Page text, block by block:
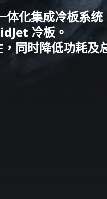
化集成冷板系统
冷板。
同时降低功耗及